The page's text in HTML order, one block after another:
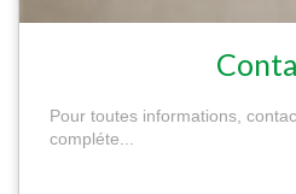
Pour toutes informations,
compléte...